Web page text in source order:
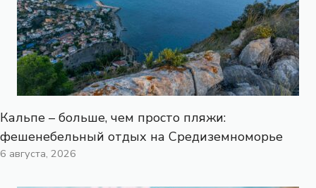
Кальпе – больше, чем просто пляжи:
фешенебельный отдых на Средиземноморье
6 августа, 2026